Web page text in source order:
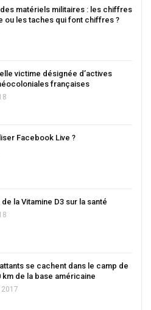
matériels militaires : les chiffres
ou les taches qui font chiffres ?
victime désignée d’actives
françaises
Facebook Live ?
la Vitamine D3 sur la santé
se cachent dans le camp de
km de la base américaine